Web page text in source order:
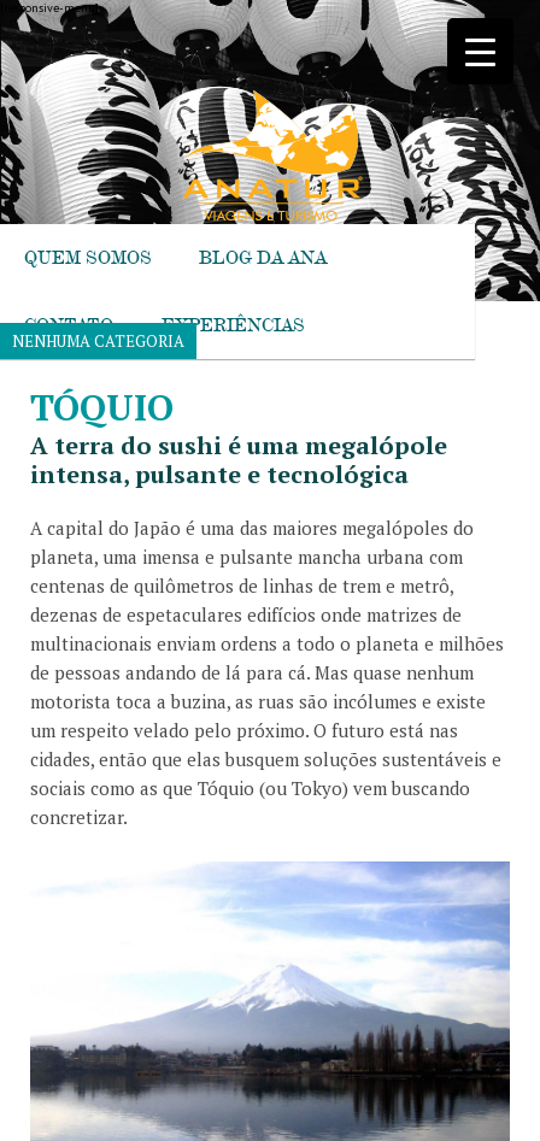
[responsive-menu]
QUEM SOMOS BLOG DA ANA
CONTATO EXPERIÊNCIAS
NENHUMA CATEGORIA
TÓQUIO
A terra do sushi é uma megalópole
intensa, pulsante e tecnológica
A capital do Japão é uma das maiores megalópoles do
planeta, uma imensa e pulsante mancha urbana com
centenas de quilômetros de linhas de trem e metrô,
dezenas de espetaculares edifícios onde matrizes de
multinacionais enviam ordens a todo o planeta e milhões
de pessoas andando de lá para cá. Mas quase nenhum
motorista toca a buzina, as ruas são incólumes e existe
um respeito velado pelo próximo. O futuro está nas
cidades, então que elas busquem soluções sustentáveis e
sociais como as que Tóquio (ou Tokyo) vem buscando
concretizar.